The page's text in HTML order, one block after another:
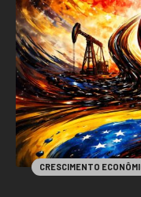
CRESCIMENTO